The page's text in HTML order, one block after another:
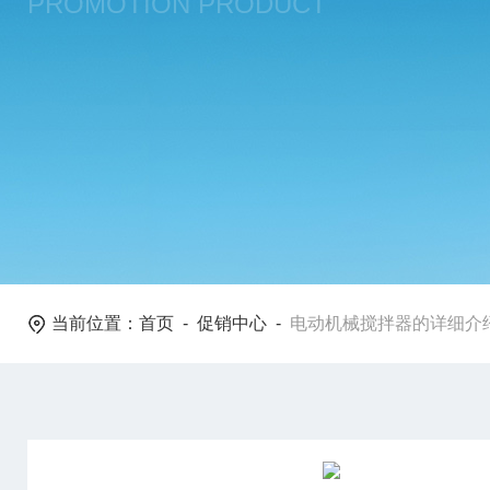
当前位置： 首页 - 促销中心 - 电动机械搅拌器的详细介